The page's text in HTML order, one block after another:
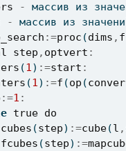
-
массив из
-
массив из
:=proc (dims , f
step , optvert :
(1) :=start :
(1) :=f (op (
:=1 :
true do
cubes (step) :=cube(l ,
fcubes (step) :=